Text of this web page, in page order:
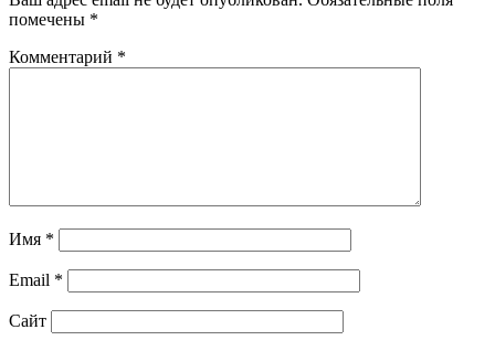
помечены *
Комментарий *
Имя *
Email *
Сайт